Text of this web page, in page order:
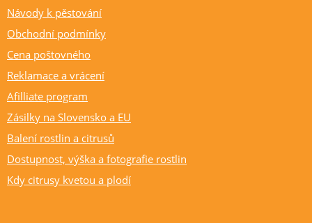
Návody k pěstování
Obchodní podmínky
Cena poštovného
Reklamace a vrácení
Afilliate program
Zásilky na Slovensko a EU
Balení rostlin a citrusů
Dostupnost, výška a fotografie rostlin
Kdy citrusy kvetou a plodí